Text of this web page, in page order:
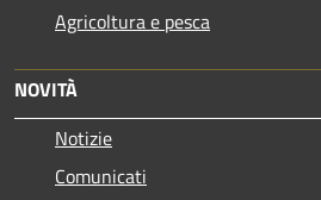
Agricoltura e pesca
NOVITÀ
Notizie
Comunicati